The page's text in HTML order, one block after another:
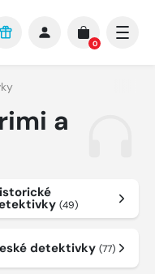
0
a
(49)
detektivky (77)